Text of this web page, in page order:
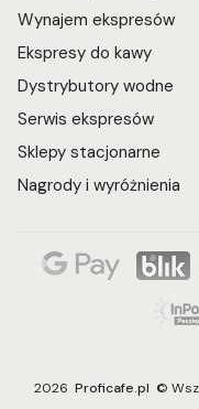
Wynajem ekspresów
Ekspresy do kawy
Dystrybutory wodne
Serwis ekspresów
Sklepy stacjonarne
Nagrody i wyróżnienia
2026 Proficafe.pl ©